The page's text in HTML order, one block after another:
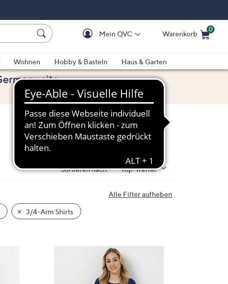
Mein QVC Warenkorb
0
Wohnen Hobby & Basteln
Haus & Garten
Sortieren nach: Top-Treffer
Alle Filter aufheben
3/4-Arm Shirts